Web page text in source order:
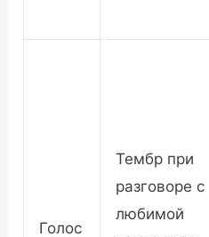
Голос
Тембр при
разговоре с
любимой